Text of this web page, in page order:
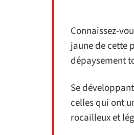
Connaissez-
jaune de cette
dépaysement
Se
celles qui ont
rocailleux et